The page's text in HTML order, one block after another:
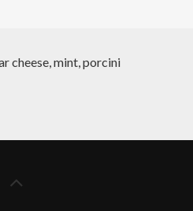
cheese, mint, porcini